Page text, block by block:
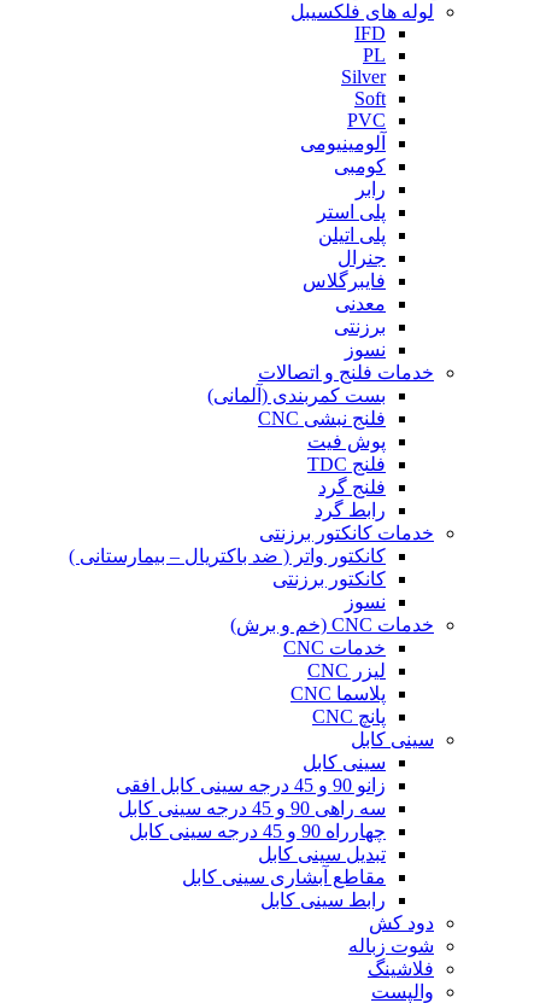
لوله های فلکسیبل
IFD
PL
Silver
Soft
PVC
آلومینیومی
کومبی
رابر
پلی استر
پلی اتیلن
جنرال
فایبرگلاس
معدنی
برزنتی
نسوز
خدمات فلنج و اتصالات
بست کمربندی (آلمانی)
فلنج نبشی CNC
پوش فیت
فلنج TDC
فلنج گرد
رابط گرد
خدمات کانکتور برزنتی
کانکتور واتر ( ضد باکتریال – بیمارستانی )
کانکتور برزنتی
نسوز
خدمات CNC (خم و برش)
خدمات CNC
لیزر CNC
پلاسما CNC
پانچ CNC
سینی کابل
سینی کابل
زانو 90 و 45 درجه سینی کابل افقی
سه راهی 90 و 45 درجه سینی کابل
چهارراه 90 و 45 درجه سینی کابل
تبدیل سینی کابل
مقاطع آبشاری سینی کابل
رابط سینی کابل
دود کش
شوت زباله
فلاشینگ
والپست